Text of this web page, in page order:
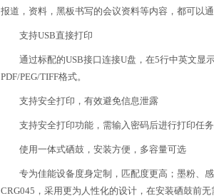
报道，资料，黑板书写的会议资料等内容，都可以
支持USB直接打印
通过标配的USB接口连接U盘，在5行中英文显示
PDF/PEG/TIFF格式。
支持安全打印，有效避免信息泄露
支持安全打印功能，需输入密码后进行打印任务
使用一体式硒鼓，安装方便，多容量可选
专为佳能设备度身定制，匹配度更高；墨粉、感
CRG045，采用更为人性化的设计，在安装硒鼓前